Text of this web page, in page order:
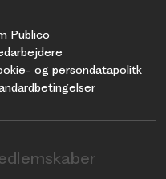
Publico
og persondatapolitk